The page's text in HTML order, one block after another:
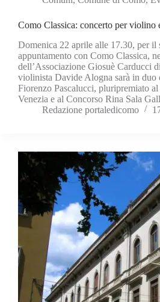
Como Classica: concerto per violino
Domenica 22 aprile alle 17.30, per il
appuntamento con Como Classica,
dell’Associazione Giosuè Carducci
violinista Davide Alogna sarà in duo
Fiorenzo Pascalucci, pluripremiato
Venezia e al Concorso Rina Sala
Redazione portaledicomo